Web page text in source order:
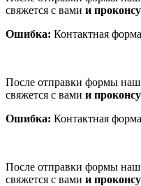
свяжется с вами и
Ошибка: Контактная
После отправки формы
свяжется с вами и
Ошибка: Контактная
После отправки формы
свяжется с вами и